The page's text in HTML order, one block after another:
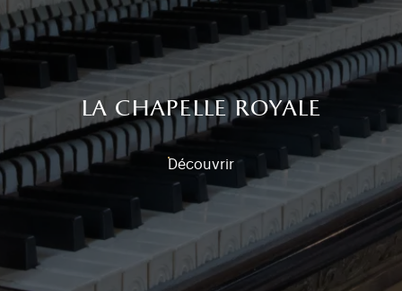
la chapelle royale
Découvrir